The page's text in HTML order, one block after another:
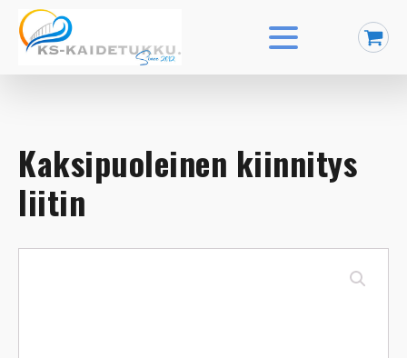
Kaksipuoleinen kiinnitys
liitin